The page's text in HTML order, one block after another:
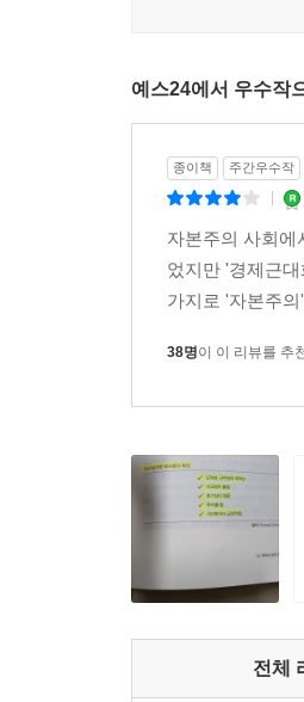
한국 사회에 만연한
되기는 불가능하다
투자로 바꾸는 라이
일하도록 시스템을
사람들을 위해 저자
예스24에서 우수작
종이책 주간우수작
자본주의 사회에
었지만 '경제근
가지로 '자본주
38명이 이 리뷰를 추
전체